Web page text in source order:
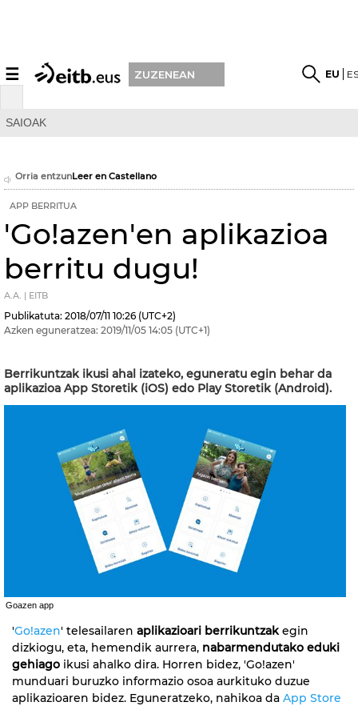
☰ ZUZENEAN EU
SAIOAK
Orria entzunLeer en Castellano
APP BERRITUA
'Go!azen'en aplikazioa
berritu dugu!
A.A. | EITB
Publikatuta: 2018/07/11 10:26 (UTC+2)
Azken eguneratzea: 2019/11/05 14:05 (UTC+1)
Berrikuntzak ikusi ahal izateko, eguneratu egin behar da
aplikazioa App Storetik (iOS) edo Play Storetik (Android).
Goazen app
'Go!azen' telesailaren aplikazioari berrikuntzakegin
dizkiogu, eta, hemendik aurrera, nabarmendutako eduki
gehiago ikusi ahalko dira. Horren bidez, 'Go!azen'
munduari buruzko informazio osoa aurkituko duzue
aplikazioaren bidez. Eguneratzeko, nahikoa da App Store